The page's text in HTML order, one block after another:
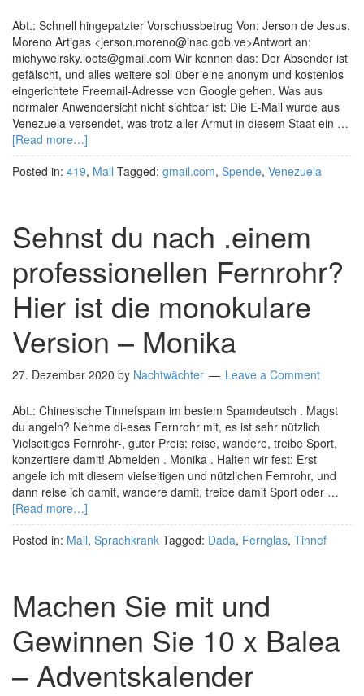
Abt.: Schnell hingepatzter Vorschussbetrug Von: Jerson de Jesus.
Moreno Artigas <jerson.moreno@inac.gob.ve>Antwort an:
michyweirsky.loots@gmail.com Wir kennen das: Der Absender ist
gefälscht, und alles weitere soll über eine anonym und kostenlos
eingerichtete Freemail-Adresse von Google gehen. Was aus
normaler Anwendersicht nicht sichtbar ist: Die E-Mail wurde aus
Venezuela versendet, was trotz aller Armut in diesem Staat ein …
[Read more…]
Posted in: 419, Mail Tagged: gmail.com, Spende, Venezuela
Sehnst du nach .einem
professionellen Fernrohr?
Hier ist die monokulare
Version – Monika
27. Dezember 2020 by Nachtwächter Leave a Comment
Abt.: Chinesische Tinnefspam im bestem Spamdeutsch . Magst
du angeln? Nehme di-eses Fernrohr mit, es ist sehr nützlich
Vielseitiges Fernrohr-, guter Preis: reise, wandere, treibe Sport,
konzertiere damit! Abmelden . Monika . Halten wir fest: Erst
angele ich mit diesem vielseitigen und nützlichen Fernrohr, und
dann reise ich damit, wandere damit, treibe damit Sport oder …
[Read more…]
Posted in: Mail, Sprachkrank Tagged: Dada, Fernglas, Tinnef
Machen Sie mit und
Gewinnen Sie 10 x Balea
– Adventskalender